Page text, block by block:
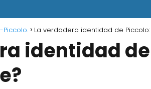
La verdadera identidad de
identidad